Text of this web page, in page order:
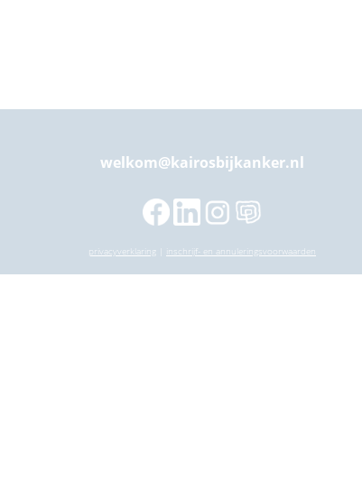
welkom@kairosbijkanker.nl
privacyverklaring inschrijf- en annuleringsvoorwaarden